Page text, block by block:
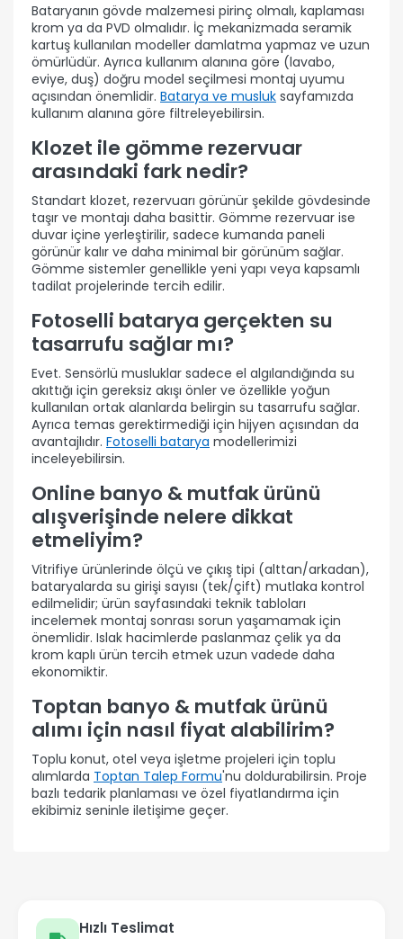
Bataryanın gövde malzemesi pirinç olmalı, kaplaması
krom ya da PVD olmalıdır. İç mekanizmada seramik
kartuş kullanılan modeller damlatma yapmaz ve uzun
ömürlüdür. Ayrıca kullanım alanına göre (lavabo,
eviye, duş) doğru model seçilmesi montaj uyumu
açısından önemlidir. Batarya ve musluk sayfamızda
kullanım alanına göre filtreleyebilirsin.
Klozet ile gömme rezervuar
arasındaki fark nedir?
Standart klozet, rezervuarı görünür şekilde gövdesinde
taşır ve montajı daha basittir. Gömme rezervuar ise
duvar içine yerleştirilir, sadece kumanda paneli
görünür kalır ve daha minimal bir görünüm sağlar.
Gömme sistemler genellikle yeni yapı veya kapsamlı
tadilat projelerinde tercih edilir.
Fotoselli batarya gerçekten su
tasarrufu sağlar mı?
Evet. Sensörlü musluklar sadece el algılandığında su
akıttığı için gereksiz akışı önler ve özellikle yoğun
kullanılan ortak alanlarda belirgin su tasarrufu sağlar.
Ayrıca temas gerektirmediği için hijyen açısından da
avantajlıdır. Fotoselli batarya modellerimizi
inceleyebilirsin.
Online banyo & mutfak ürünü
alışverişinde nelere dikkat
etmeliyim?
Vitrifiye ürünlerinde ölçü ve çıkış tipi (alttan/arkadan),
bataryalarda su girişi sayısı (tek/çift) mutlaka kontrol
edilmelidir; ürün sayfasındaki teknik tabloları
incelemek montaj sonrası sorun yaşamamak için
önemlidir. Islak hacimlerde paslanmaz çelik ya da
krom kaplı ürün tercih etmek uzun vadede daha
ekonomiktir.
Toptan banyo & mutfak ürünü
alımı için nasıl fiyat alabilirim?
Toplu konut, otel veya işletme projeleri için toplu
alımlarda Toptan Talep Formu'nu doldurabilirsin. Proje
bazlı tedarik planlaması ve özel fiyatlandırma için
ekibimiz seninle iletişime geçer.
Hızlı Teslimat